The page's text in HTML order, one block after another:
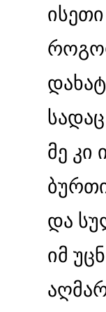
მე კი
და
იმ